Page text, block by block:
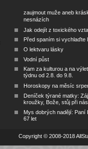
zaujmout muže aneb
nesnázích
Jak odejít z toxického
Před spaním si vychlaďte
O lektvaru lásky
Vodní půst
Kam za kulturou a na
týdnu od 2.8. do 9.8.
Horoskopy na měsíc
Deníček týrané matky:
kroužky, Bože, stůj při nás
Mys dobrých nadějí: Paní
67 let
Copyright © 2008-2018